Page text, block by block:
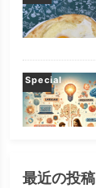
Special
最近の投稿